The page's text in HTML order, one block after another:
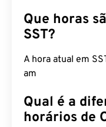
Que horas
SST?
A hora atual em
am
Qual é a
horários de